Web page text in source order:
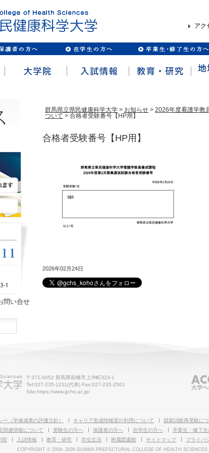
アク
群馬県立県民健康科学大学 > お知らせ > 2026年度看護学教
ついて > 合格者受験番号【HP用】
合格者受験番号【HP用】
2026年02月24日
問い合せ
〒371-0052 群馬県前橋市上沖町323-1
Tel:027-235-1211(代表) Fax:027-235-2501
Site:https://www.gchs.ac.jp/
ー（学修成果の評価方針） キャリア形成情報室の利用について 国家試験再受験に
関連情報について 受験生の方へ 保護者の方へ 在学生の方へ 卒業生・修了生
院 入試情報 教育・研究 学生生活 附属図書館 サイトマップ プライバ
COPYRIGHT © 2004- 2026 GUNMA PREFECTURAL COLLEGE OF HEALTH